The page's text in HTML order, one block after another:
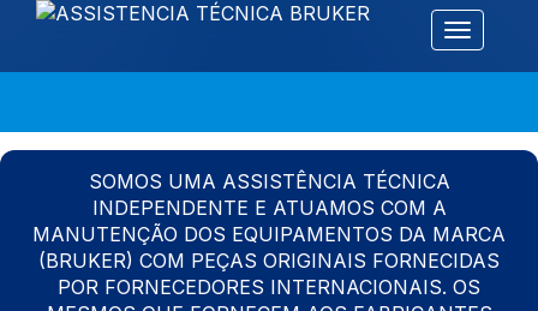
Alternar
SOMOS UMA ASSISTÊNCIA TÉCNICA
INDEPENDENTE E ATUAMOS COM A
MANUTENÇÃO DOS EQUIPAMENTOS DA MARCA
(BRUKER) COM PEÇAS ORIGINAIS FORNECIDAS
POR FORNECEDORES INTERNACIONAIS. OS